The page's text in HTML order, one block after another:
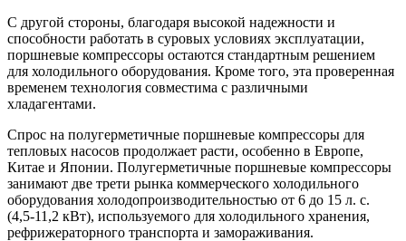
С другой стороны, благодаря высокой надежности и
способности работать в суровых условиях эксплуатации,
поршневые компрессоры остаются стандартным решением
для холодильного оборудования. Кроме того, эта проверенная
временем технология совместима с различными
хладагентами.
Спрос на полугерметичные поршневые компрессоры для
тепловых насосов продолжает расти, особенно в Европе,
Китае и Японии. Полугерметичные поршневые компрессоры
занимают две трети рынка коммерческого холодильного
оборудования холодопроизводительностью от 6 до 15 л. с.
(4,5-11,2 кВт), используемого для холодильного хранения,
рефрижераторного транспорта и замораживания.